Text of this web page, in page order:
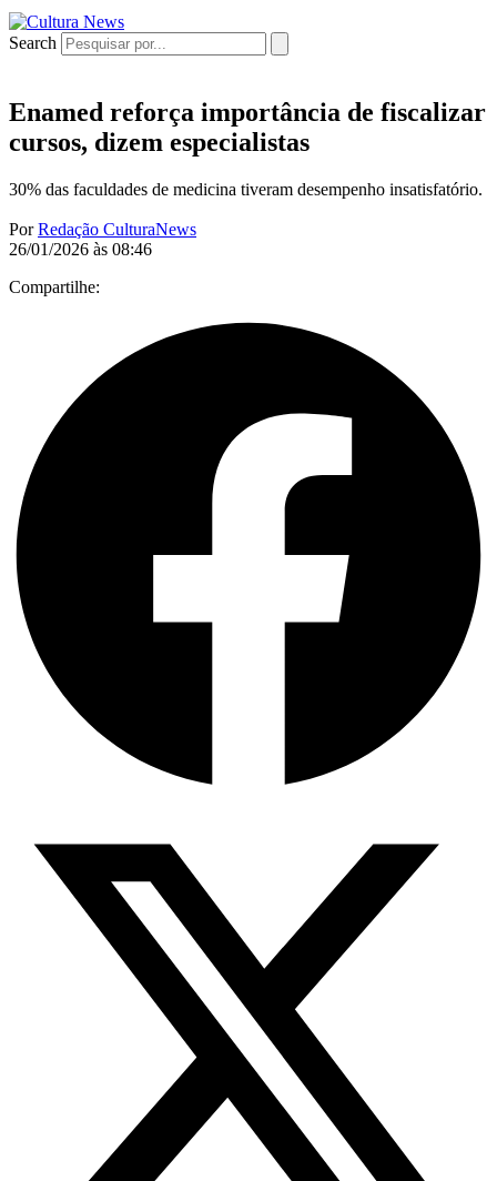
Search
Enamed reforça importância de fiscalizar
cursos, dizem especialistas
30% das faculdades de medicina tiveram desempenho insatisfatório.
PorRedação CulturaNews
26/01/2026 às 08:46
Compartilhe: